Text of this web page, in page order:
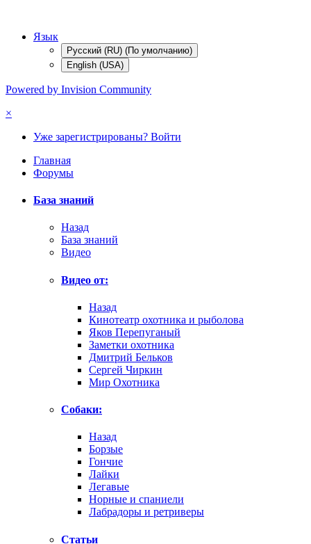
Язык
Русский (RU) (По умолчанию)
English (USA)
Powered by Invision Community
×
Уже зарегистрированы? Войти
Главная
Форумы
База знаний
Назад
База знаний
Видео
Видео от:
Назад
Кинотеатр охотника и рыболова
Яков Перепуганый
Заметки охотника
Дмитрий Бельков
Сергей Чиркин
Мир Охотника
Собаки:
Назад
Борзые
Гончие
Лайки
Легавые
Норные и спаниели
Лабрадоры и ретриверы
Статьи